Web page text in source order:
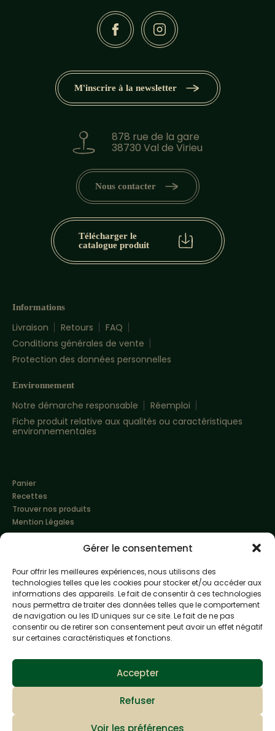
Gérer le consentement
Pour offrir les meilleures expériences, nous utilisons des
technologies telles que les cookies pour stocker et/ou accéder aux
informations des appareils. Le fait de consentir à ces technologies
nous permettra de traiter des données telles que le comportement
de navigation ou les ID uniques sur ce site. Le fait de ne pas
consentir ou de retirer son consentement peut avoir un effet négatif
sur certaines caractéristiques et fonctions.
Accepter
Refuser
Voir les préférences
878 rue de la gare
38730 Val de Virieu
Nous contacter
Informations
Livraison Retours
FAQ
Conditions générales de vente
Protection des données personnelles
Environnement
Notre démarche responsable
Réemploi
Fiche produit relative aux qualités ou caractéristiques
environnementales
M'inscrire à la newsletter
Télécharger le
catalogue produit
Made with love byAltimax
Panier
Recettes
Trouver nos produits
Mention Légales